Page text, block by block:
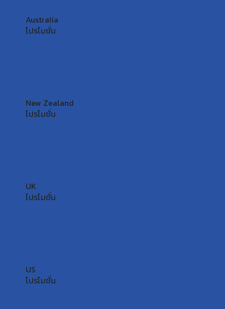
Australia
โปรโมชั่น
New Zealand
โปรโมชั่น
UK
โปรโมชั่น
US
โปรโมชั่น